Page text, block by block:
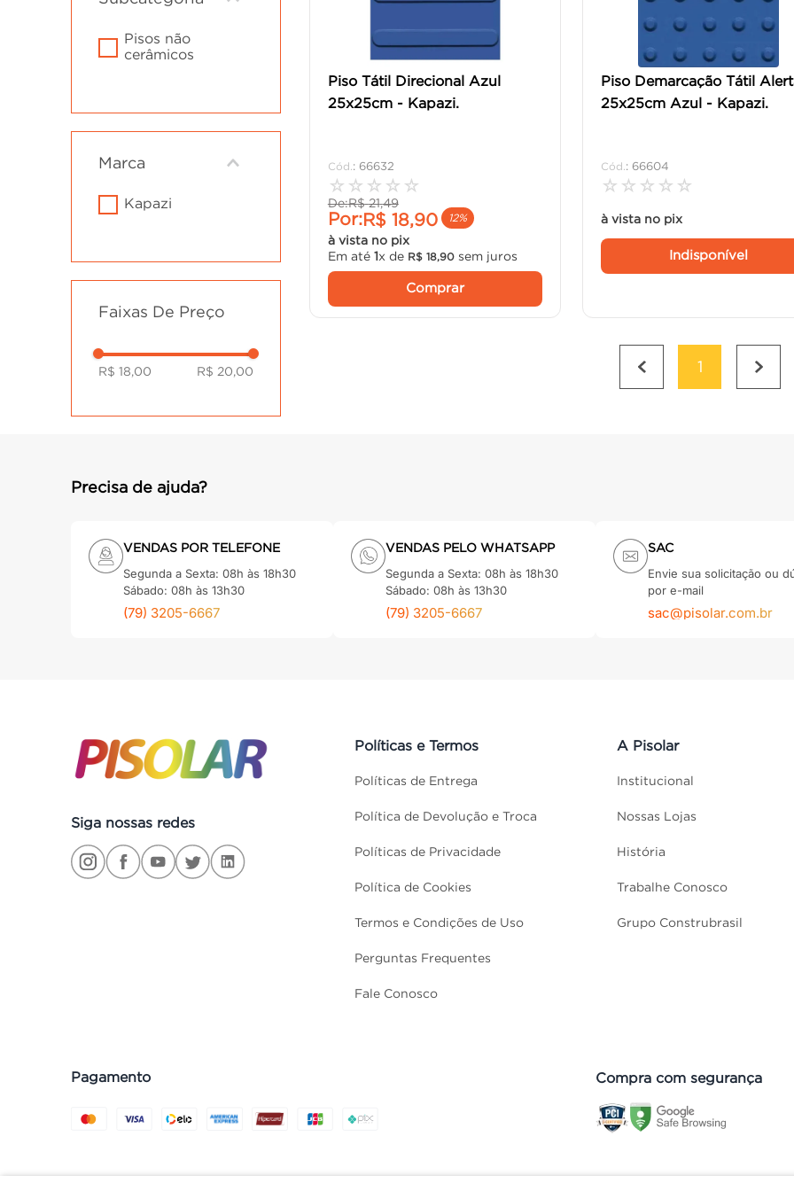
pisos não
cerâmicos
Marca
kapazi
Faixas De Preço
R$ 18,00 R$ 20,00
Piso Tátil Direcional Azul
25x25cm - Kapazi.
: 66632
☆ ☆ ☆ ☆ ☆
De:R$ 21,49
Por:R$ 18,90 12%
à vista no pix
Em até 1x de R$ 18, 90sem juros
Comprar
Piso Demarcação Tátil
25x25cm Azul - Kapazi.
: 66604
☆ ☆ ☆ ☆ ☆
à vista no pix
Indisponível
1
Precisa de ajuda?
VENDAS POR TELEFONE
Segunda a Sexta: 08h às 18h30
Sábado: 08h às 13h30
(79) 3205-6667
VENDAS PELO WHATSAPP
Segunda a Sexta: 08h às 18h30
Sábado: 08h às 13h30
(79) 3205-6667
SAC
Envie sua solicitação ou
por e-mail
sac@pisolar.com.br
Siga nossas redes
Políticas e Termos
Políticas de Entrega
Política de Devolução e Troca
Políticas de Privacidade
Política de Cookies
Termos e Condições de Uso
Perguntas Frequentes
Fale Conosco
A Pisolar
Institucional
Nossas Lojas
História
Trabalhe Conosco
Grupo Construbrasil
Pagamento Compra com segurança